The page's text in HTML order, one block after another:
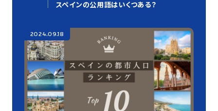
スペインの公用語はいくつある？
2024.09.18